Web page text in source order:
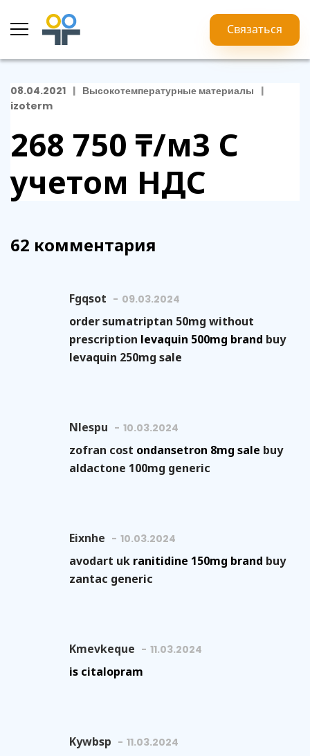
Связаться
08.04.2021
Высокотемпературные материалы
izoterm
268 750 ₸/м3 С
учетом НДС
62 комментария
Fgqsot 09.03.2024
order sumatriptan 50mg without
prescription levaquin 500mg brand buy
levaquin 250mg sale
Nlespu 10.03.2024
zofran cost ondansetron 8mg sale buy
aldactone 100mg generic
Eixnhe 10.03.2024
avodart uk ranitidine 150mg brand buy
zantac generic
Kmevkeque 11.03.2024
is citalopram
Kywbsp 11.03.2024